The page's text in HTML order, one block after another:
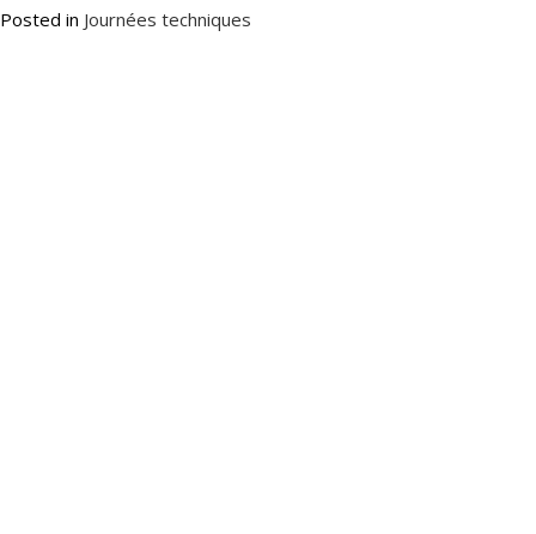
Posted in Journées techniques